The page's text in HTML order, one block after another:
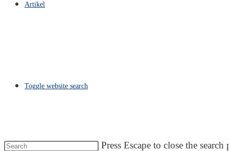
Artikel
Toggle website search
Press Escape to close the search